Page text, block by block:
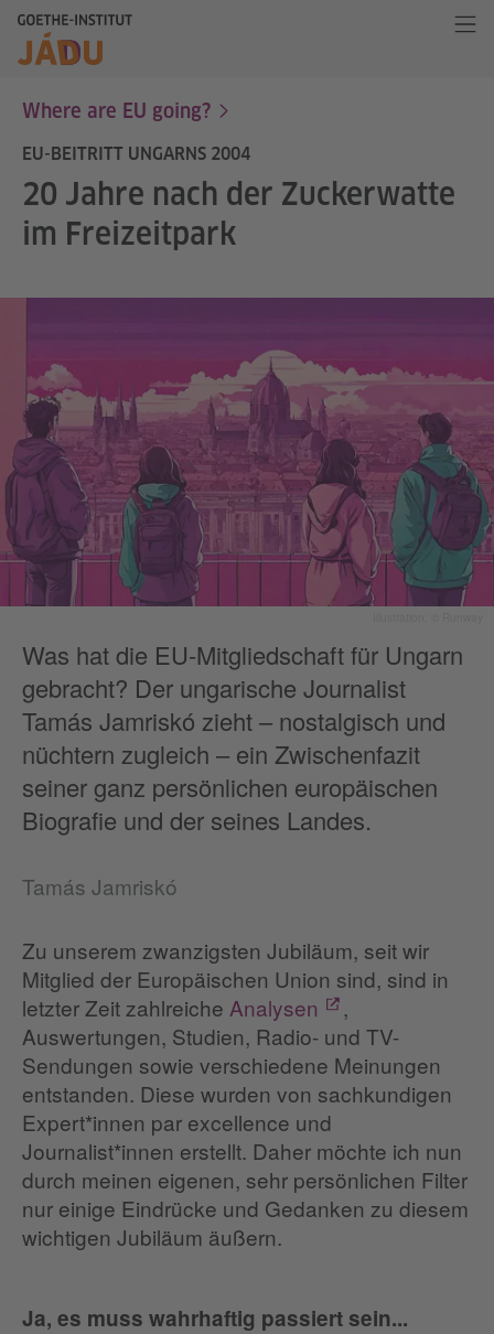
Where are EU going?
EU-BEITRITT UNGARNS 2004
20 Jahre nach der Zuckerwatte
im Freizeitpark
Was hat die EU-Mitgliedschaft für Ungarn
gebracht? Der ungarische Journalist
Tamás Jamriskó zieht – nostalgisch und
nüchtern zugleich – ein Zwischenfazit
seiner ganz persönlichen europäischen
Biografie und der seines Landes.
Tamás Jamriskó
Zu unserem zwanzigsten Jubiläum, seit wir
Mitglied der Europäischen Union sind, sind in
letzter Zeit zahlreiche Analysen
,
Auswertungen, Studien, Radio- und TV-
Sendungen sowie verschiedene Meinungen
entstanden. Diese wurden von sachkundigen
Expert*innen par excellence und
Journalist*innen erstellt. Daher möchte ich nun
durch meinen eigenen, sehr persönlichen Filter
nur einige Eindrücke und Gedanken zu diesem
wichtigen Jubiläum äußern.
Ja, es muss wahrhaftig passiert sein...